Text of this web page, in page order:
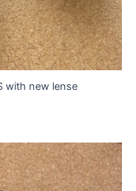
with new lense